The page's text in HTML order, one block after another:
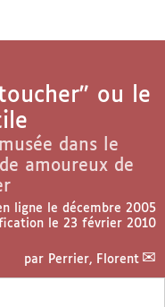
ou le
dans le
amoureux de
ligne le décembre 2005
le 23 février 2010
par Perrier, Florent